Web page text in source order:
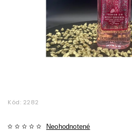
Kód: 2282
Neohodnotené